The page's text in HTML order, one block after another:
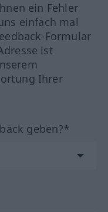
ein Fehler
einfach mal
Formular
ist
Ihrer
geben?*